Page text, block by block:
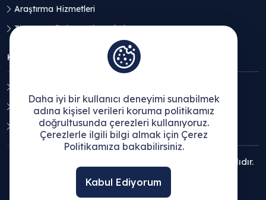
Araştırma Hizmetleri
Ticaret Geliştirme Hizmetleri
KVKK
Açık Rıza Beyanı
Çerez Politikası
© 2025 Ege Bölgesi Sanayi Odası - Tüm hakları saklıdır.
Daha iyi bir kullanıcı deneyimi sunabilmek
adına kişisel verileri koruma politikamız
doğrultusunda çerezleri kullanıyoruz.
Çerezlerle ilgili bilgi almak için Çerez
Politikamıza bakabilirsiniz.
Kabul Ediyorum